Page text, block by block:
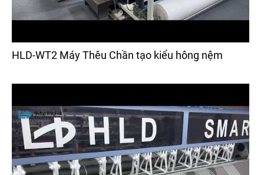
HLD-WT2 Máy Thêu Chần tạo kiểu hông nệm